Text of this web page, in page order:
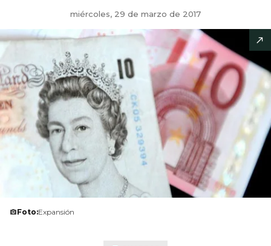
miércoles, 29 de marzo de 2017
Foto:Expansión